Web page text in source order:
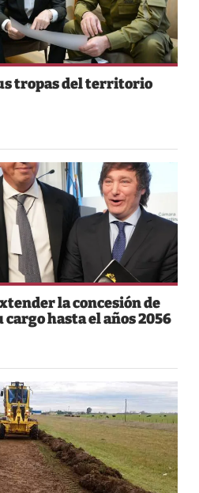
tropas del territorio
la concesión de
hasta el años 2056